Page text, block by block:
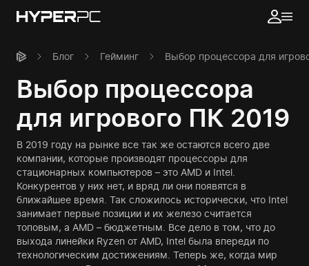
Блог Гейминг Выбор процессора для
Выбор процессора
для игрового ПК 2019
В 2019 году на рынке все так же остаются всего две
компании, которые производят процессоры для
стационарных компьютеров – это AMD и Intel.
Конкурентов у них нет, и вряд ли они появятся в
ближайшее время. Так сложилось исторически, что Intel
занимает первые позиции и их железо считается
топовым, а AMD – бюджетным. Все дело в том, что до
выхода линейки Ryzen от AMD, Intel была впереди по
технологическим достижениям. Теперь же, когда мир